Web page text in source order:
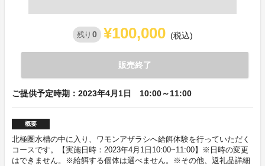
残り 0 ¥100,000 (税込)
販売終了
ご提供予定時期：2023年4月1日 10:00～11:00
概要
北極圏水槽の中に入り、ワモンアザラシへ給餌体験を行っていただく
コースです。【実施日時：2023年4月1日10:00~11:00】※日時の変更
はできません。※給餌する個体は選べません。※その他、返礼品詳細